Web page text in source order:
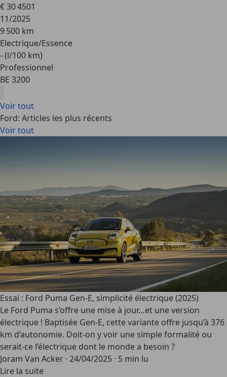
€ 30 4501
11/2025
9 500 km
Electrique/Essence
- (l/100 km)
Professionnel
BE 3200
Voir tout
Ford: Articles les plus récents
Voir tout
Essai : Ford Puma Gen-E, simplicité électrique (2025)
Le Ford Puma s’offre une mise à jour…et une version
électrique ! Baptisée Gen-E, cette variante offre jusqu’à 376
km d’autonomie. Doit-on y voir une simple formalité ou
serait-ce l’électrique dont le monde a besoin ?
Joram Van Acker · 24/04/2025 · 5 min lu
Lire la suite